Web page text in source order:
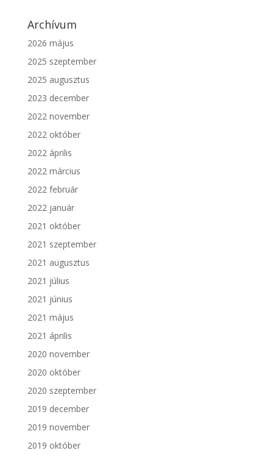
Archívum
2026 május
2025 szeptember
2025 augusztus
2023 december
2022 november
2022 október
2022 április
2022 március
2022 február
2022 január
2021 október
2021 szeptember
2021 augusztus
2021 július
2021 június
2021 május
2021 április
2020 november
2020 október
2020 szeptember
2019 december
2019 november
2019 október